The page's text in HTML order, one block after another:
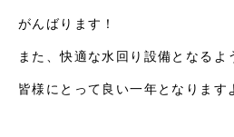
がんばります！
また、快適な水回り設備となるよ
皆様にとって良い一年となります